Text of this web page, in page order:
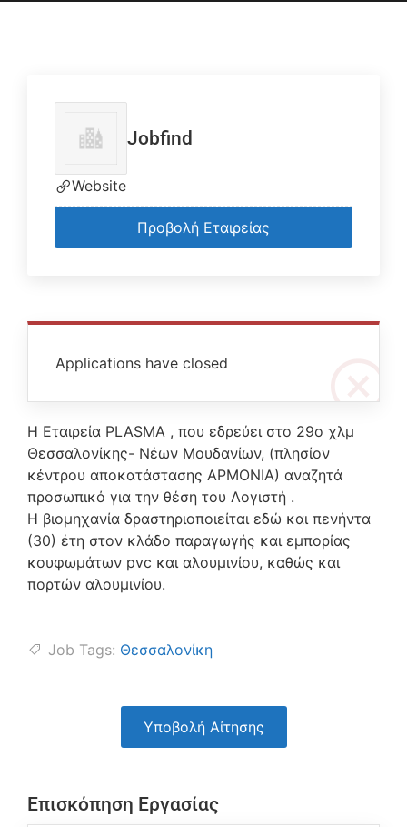
Applications have closed
Η Εταιρεία PLASMA , που εδρεύει στο 29ο χλμ
Θεσσαλονίκης- Νέων Μουδανίων, (πλησίον
κέντρου αποκατάστασης ΑΡΜΟΝΙΑ) αναζητά
προσωπικό για την θέση του Λογιστή .
Η βιομηχανία δραστηριοποιείται εδώ και πενήντα
(30) έτη στον κλάδο παραγωγής και εμπορίας
κουφωμάτων pvc και αλουμινίου, καθώς και
πορτών αλουμινίου.
Job Tags: Θεσσαλονίκη
Υποβολή Αίτησης
Επισκόπηση Εργασίας
Jobfind
Website
Προβολή Εταιρείας